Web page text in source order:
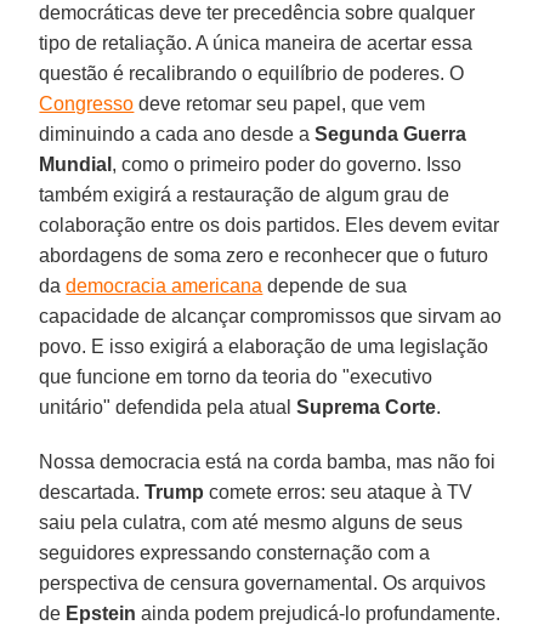
democráticas deve ter precedência sobre qualquer
tipo de retaliação. A única maneira de acertar essa
questão é recalibrando o equilíbrio de poderes. O
Congresso deve retomar seu papel, que vem
diminuindo a cada ano desde aSegunda Guerra
Mundial , como o primeiro poder do governo. Isso
também exigirá a restauração de algum grau de
colaboração entre os dois partidos. Eles devem evitar
abordagens de soma zero e reconhecer que o futuro
dademocracia americana depende de sua
capacidade de alcançar compromissos que sirvam ao
povo. E isso exigirá a elaboração de uma legislação
que funcione em torno da teoria do "executivo
unitário" defendida pela atualSuprema Corte.
Nossa democracia está na corda bamba, mas não foi
descartada.Trump comete erros: seu ataque à TV
saiu pela culatra, com até mesmo alguns de seus
seguidores expressando consternação com a
perspectiva de censura governamental. Os arquivos
de Epstein ainda podem prejudicá-lo profundamente.